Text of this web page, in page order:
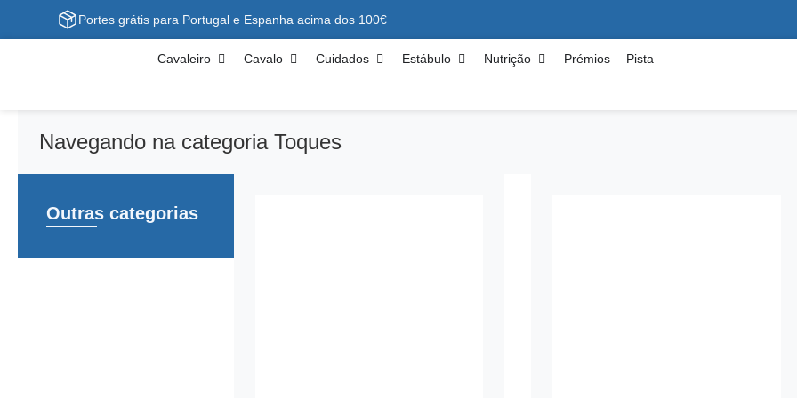
Portes grátis para Portugal e Espanha acima dos 100€
Cavaleiro Cavalo Cuidados Estábulo Nutrição Prémios Pista
Navegando na categoria Toques
Outras categorias